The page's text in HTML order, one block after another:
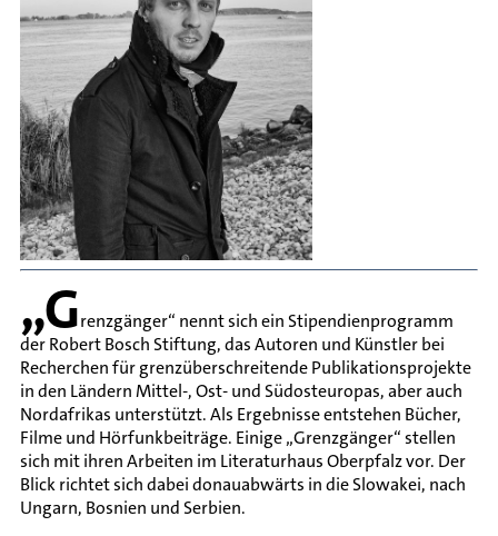
„Grenzgänger“ nennt sich ein Stipendienprogramm
der Robert Bosch Stiftung, das Autoren und Künstler bei
Recherchen für grenzüberschreitende Publikationsprojekte
in den Ländern Mittel-, Ost- und Südosteuropas, aber auch
Nordafrikas unterstützt. Als Ergebnisse entstehen Bücher,
Filme und Hörfunkbeiträge. Einige „Grenzgänger“ stellen
sich mit ihren Arbeiten im Literaturhaus Oberpfalz vor. Der
Blick richtet sich dabei donauabwärts in die Slowakei, nach
Ungarn, Bosnien und Serbien.